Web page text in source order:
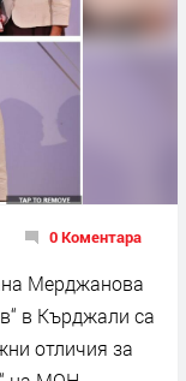
0 Коментара
Мерджанова
в Кърджали са
отличия за